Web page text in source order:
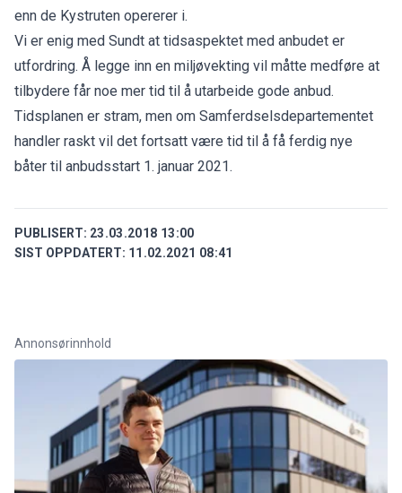
enn de Kystruten opererer i.
Vi er enig med Sundt at tidsaspektet med anbudet er
utfordring. Å legge inn en miljøvekting vil måtte medføre at
tilbydere får noe mer tid til å utarbeide gode anbud.
Tidsplanen er stram, men om Samferdselsdepartementet
handler raskt vil det fortsatt være tid til å få ferdig nye
båter til anbudsstart 1. januar 2021.
PUBLISERT: 23.03.2018 13:00
SIST OPPDATERT: 11.02.2021 08:41
Annonsørinnhold